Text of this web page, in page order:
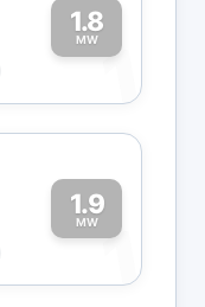
1.8
MW1
1.9
MW1